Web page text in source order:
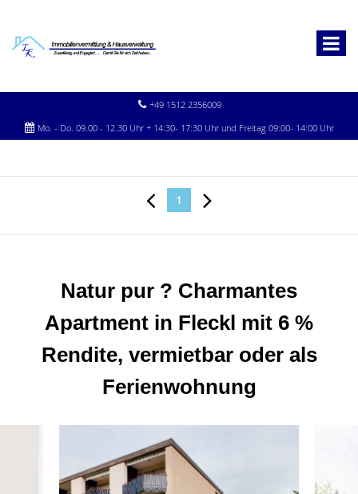
+49 1512 2356009
Mo. - Do. 09.00 - 12.30 Uhr + 14:30- 17:30 Uhr und Freitag 09:00- 14:00 Uhr
1
Natur pur ? Charmantes
Apartment in Fleckl mit 6 %
Rendite, vermietbar oder als
Ferienwohnung